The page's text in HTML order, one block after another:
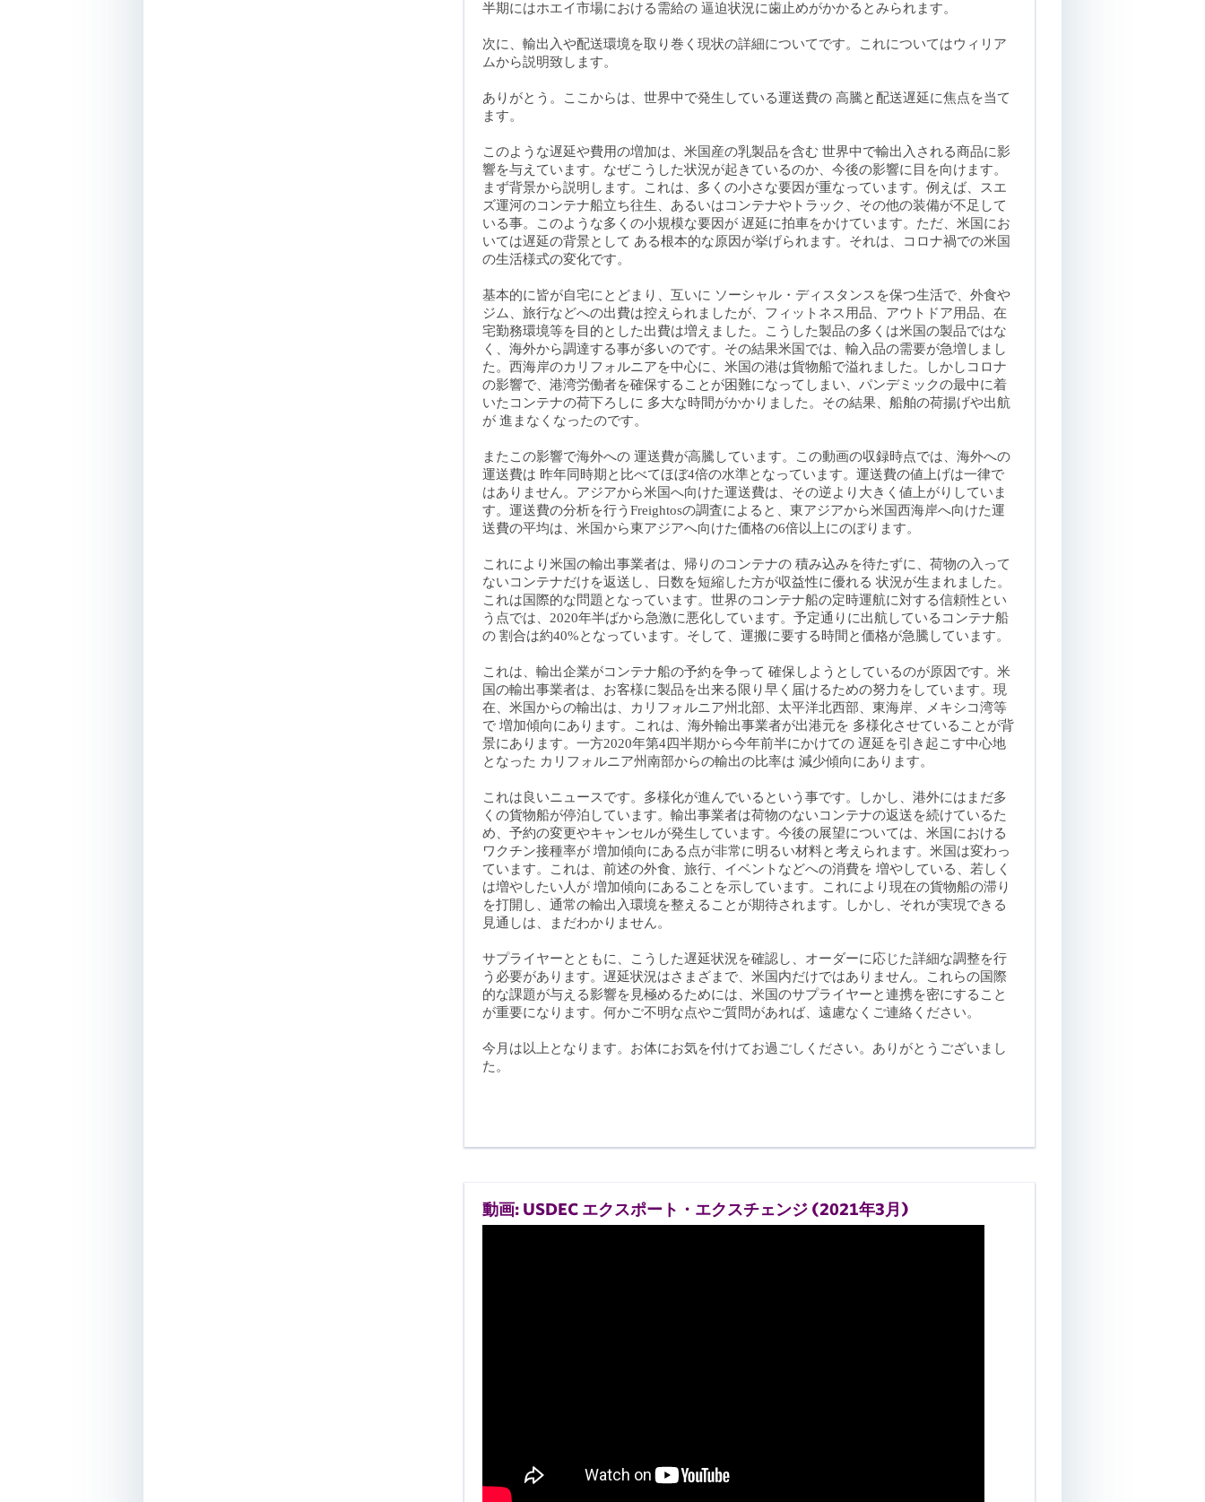
半期にはホエイ市場における需給の 逼迫状況に歯止めがかかるとみられます。
次に、輸出入や配送環境を取り巻く現状の詳細についてです。これについてはウィリア
ムから説明致します。
ありがとう。ここからは、世界中で発生している運送費の 高騰と配送遅延に焦点を当て
ます。
このような遅延や費用の増加は、米国産の乳製品を含む 世界中で輸出入される商品に影
響を与えています。なぜこうした状況が起きているのか、今後の影響に目を向けます。
まず背景から説明します。これは、多くの小さな要因が重なっています。例えば、スエ
ズ運河のコンテナ船立ち往生、あるいはコンテナやトラック、その他の装備が不足して
いる事。このような多くの小規模な要因が 遅延に拍車をかけています。ただ、米国にお
いては遅延の背景として ある根本的な原因が挙げられます。それは、コロナ禍での米国
の生活様式の変化です。
基本的に皆が自宅にとどまり、互いに ソーシャル・ディスタンスを保つ生活で、外食や
ジム、旅行などへの出費は控えられましたが、フィットネス用品、アウトドア用品、在
宅勤務環境等を目的とした出費は増えました。こうした製品の多くは米国の製品ではな
く、海外から調達する事が多いのです。その結果米国では、輸入品の需要が急増しまし
た。西海岸のカリフォルニアを中心に、米国の港は貨物船で溢れました。しかしコロナ
の影響で、港湾労働者を確保することが困難になってしまい、パンデミックの最中に着
いたコンテナの荷下ろしに 多大な時間がかかりました。その結果、船舶の荷揚げや出航
が 進まなくなったのです。
またこの影響で海外への 運送費が高騰しています。この動画の収録時点では、海外への
運送費は 昨年同時期と比べてほぼ4倍の水準となっています。運送費の値上げは一律で
はありません。アジアから米国へ向けた運送費は、その逆より大きく値上がりしていま
す。運送費の分析を行うFreightosの調査によると、東アジアから米国西海岸へ向けた運
送費の平均は、米国から東アジアへ向けた価格の6倍以上にのぼります。
これにより米国の輸出事業者は、帰りのコンテナの 積み込みを待たずに、荷物の入って
ないコンテナだけを返送し、日数を短縮した方が収益性に優れる 状況が生まれました。
これは国際的な問題となっています。世界のコンテナ船の定時運航に対する信頼性とい
う点では、2020年半ばから急激に悪化しています。予定通りに出航しているコンテナ船
の 割合は約40%となっています。そして、運搬に要する時間と価格が急騰しています。
これは、輸出企業がコンテナ船の予約を争って 確保しようとしているのが原因です。米
国の輸出事業者は、お客様に製品を出来る限り早く届けるための努力をしています。現
在、米国からの輸出は、カリフォルニア州北部、太平洋北西部、東海岸、メキシコ湾等
で 増加傾向にあります。これは、海外輸出事業者が出港元を 多様化させていることが背
景にあります。一方2020年第4四半期から今年前半にかけての 遅延を引き起こす中心地
となった カリフォルニア州南部からの輸出の比率は 減少傾向にあります。
これは良いニュースです。多様化が進んでいるという事です。しかし、港外にはまだ多
くの貨物船が停泊しています。輸出事業者は荷物のないコンテナの返送を続けているた
め、予約の変更やキャンセルが発生しています。今後の展望については、米国における
ワクチン接種率が 増加傾向にある点が非常に明るい材料と考えられます。米国は変わっ
ています。これは、前述の外食、旅行、イベントなどへの消費を 増やしている、若しく
は増やしたい人が 増加傾向にあることを示しています。これにより現在の貨物船の滞り
を打開し、通常の輸出入環境を整えることが期待されます。しかし、それが実現できる
見通しは、まだわかりません。
サプライヤーとともに、こうした遅延状況を確認し、オーダーに応じた詳細な調整を行
う必要があります。遅延状況はさまざまで、米国内だけではありません。これらの国際
的な課題が与える影響を見極めるためには、米国のサプライヤーと連携を密にすること
が重要になります。何かご不明な点やご質問があれば、遠慮なくご連絡ください。
今月は以上となります。お体にお気を付けてお過ごしください。ありがとうございまし
た。
動画: USDEC エクスポート・エクスチェンジ (2021年3月)